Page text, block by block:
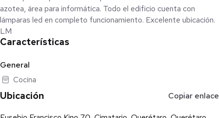
azotea, área para informática. Todo el edificio cuenta con
lámparas led en completo funcionamiento. Excelente ubicación.
LM
Características
General
Cocina
Ubicación Copiar enlace